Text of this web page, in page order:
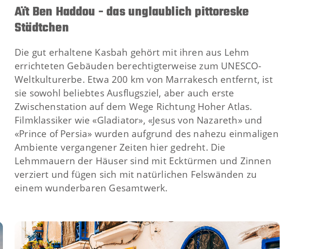
Aït Ben Haddou - das unglaublich pittoreske
Städtchen
Die gut erhaltene Kasbah gehört mit ihren aus Lehm
errichteten Gebäuden berechtigterweise zum UNESCO-
Weltkulturerbe. Etwa 200 km von Marrakesch entfernt, ist
sie sowohl beliebtes Ausflugsziel, aber auch erste
Zwischenstation auf dem Wege Richtung Hoher Atlas.
Filmklassiker wie «Gladiator», «Jesus von Nazareth» und
«Prince of Persia» wurden aufgrund des nahezu einmaligen
Ambiente vergangener Zeiten hier gedreht. Die
Lehmmauern der Häuser sind mit Ecktürmen und Zinnen
verziert und fügen sich mit natürlichen Felswänden zu
einem wunderbaren Gesamtwerk.